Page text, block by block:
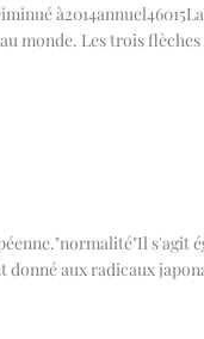
à2014annuel46015
monde. Les trois
"normalité"Il s'agit
aux radicaux